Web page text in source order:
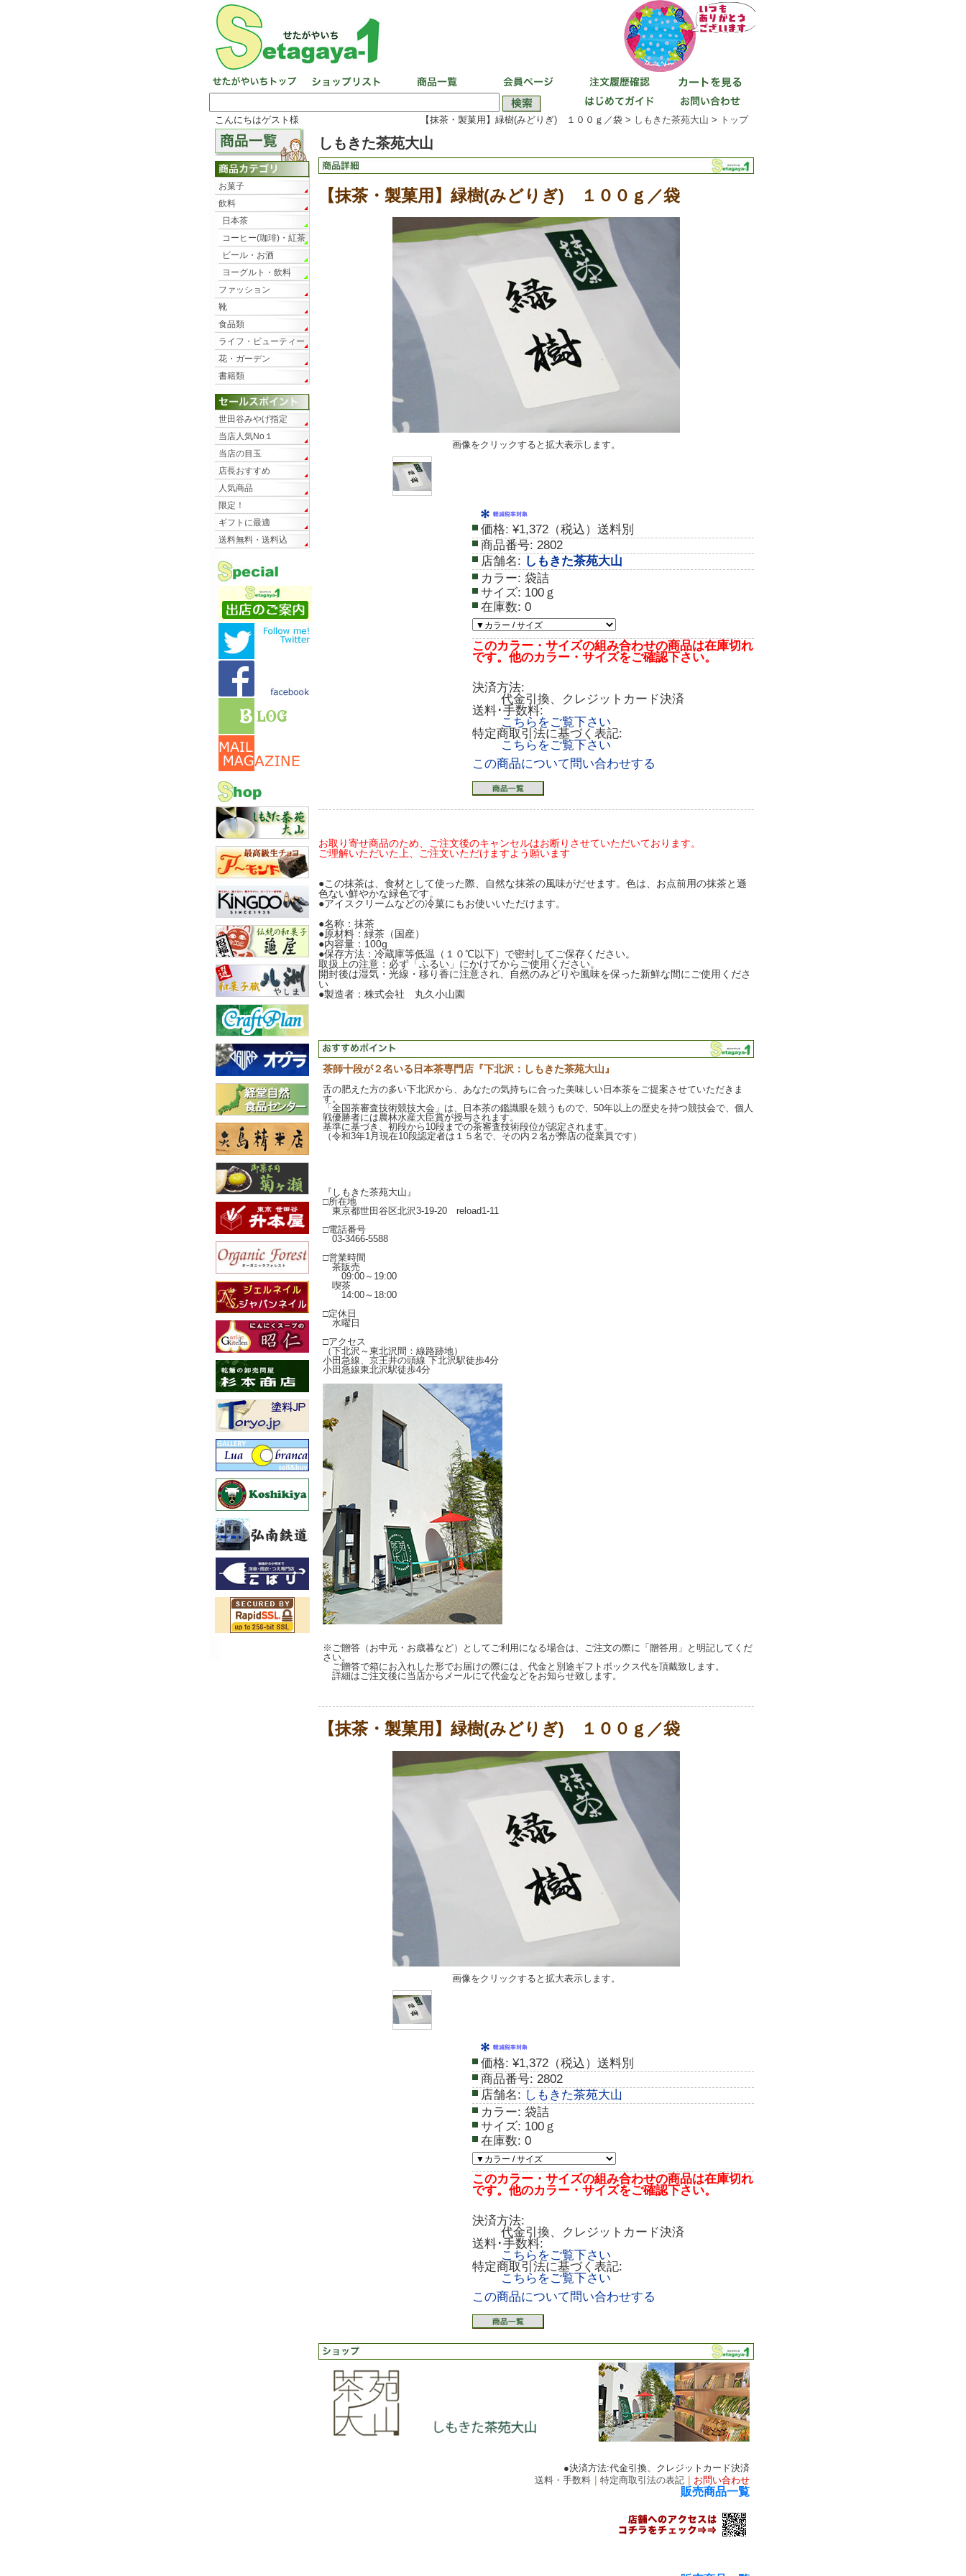
こんにちはゲスト様 【抹茶・製菓用】緑樹(みどりぎ) １００ｇ／袋 > しもきた茶苑大山 > トップ
しもきた茶苑大山
【抹茶・製菓用】緑樹(みどりぎ) １００ｇ／袋
画像をクリックすると拡大表示します。
価格: ¥1,372（税込）送料別
商品番号: 2802
店舗名: しもきた茶苑大山
カラー: 袋詰
サイズ: 100ｇ
在庫数: 0
このカラー・サイズの組み合わせの商品は在庫切れ
です。他のカラー・サイズをご確認下さい。
決済方法:
代金引換、クレジットカード決済
送料･手数料:
こちらをご覧下さい
特定商取引法に基づく表記:
こちらをご覧下さい
この商品について問い合わせする
お取り寄せ商品のため、ご注文後のキャンセルはお断りさせていただいております。
ご理解いただいた上、ご注文いただけますよう願います
●この抹茶は、食材として使った際、自然な抹茶の風味がだせます。色は、お点前用の抹茶と遜
色ない鮮やかな緑色です。
●アイスクリームなどの冷菓にもお使いいただけます。
●名称：抹茶
●原材料：緑茶（国産）
●内容量：100g
●保存方法：冷蔵庫等低温（１０℃以下）で密封してご保存ください。
取扱上の注意：必ず「ふるい」にかけてからご使用ください。
開封後は湿気・光線・移り香に注意され、自然のみどりや風味を保った新鮮な間にご使用くださ
い
●製造者：株式会社 丸久小山園
茶師十段が２名いる日本茶専門店『下北沢：しもきた茶苑大山』
舌の肥えた方の多い下北沢から、あなたの気持ちに合った美味しい日本茶をご提案させていただきま
す。
「全国茶審査技術競技大会」は、日本茶の鑑識眼を競うもので、50年以上の歴史を持つ競技会で、個人
戦優勝者には農林水産大臣賞が授与されます。
基準に基づき、初段から10段までの茶審査技術段位が認定されます。
（令和3年1月現在10段認定者は１５名で、その内２名が弊店の従業員です）
『しもきた茶苑大山』
□所在地
東京都世田谷区北沢3-19-20 reload1-11
□電話番号
03-3466-5588
□営業時間
茶販売
09:00～19:00
喫茶
14:00～18:00
□定休日
水曜日
□アクセス
（下北沢～東北沢間：線路跡地）
小田急線、京王井の頭線 下北沢駅徒歩4分
小田急線東北沢駅徒歩4分
※ご贈答（お中元・お歳暮など）としてご利用になる場合は、ご注文の際に「贈答用」と明記してくだ
さい。
ご贈答で箱にお入れした形でお届けの際には、代金と別途ギフトボックス代を頂戴致します。
詳細はご注文後に当店からメールにて代金などをお知らせ致します。
【抹茶・製菓用】緑樹(みどりぎ) １００ｇ／袋
画像をクリックすると拡大表示します。
価格: ¥1,372（税込）送料別
商品番号: 2802
店舗名: しもきた茶苑大山
カラー: 袋詰
サイズ: 100ｇ
在庫数: 0
このカラー・サイズの組み合わせの商品は在庫切れ
です。他のカラー・サイズをご確認下さい。
決済方法:
代金引換、クレジットカード決済
送料･手数料:
こちらをご覧下さい
特定商取引法に基づく表記:
こちらをご覧下さい
この商品について問い合わせする
●決済方法:代金引換、クレジットカード決済
送料・手数料｜ 特定商取引法の表記｜ お問い合わせ
販売商品一覧
お菓子
飲料
日本茶
コーヒー(珈琲)・紅茶
ビール・お酒
ヨーグルト・飲料
ファッション
靴
食品類
ライフ・ビューティー
花・ガーデン
書籍類
世田谷みやげ指定
当店人気No１
当店の目玉
店長おすすめ
人気商品
限定！
ギフトに最適
送料無料・送料込